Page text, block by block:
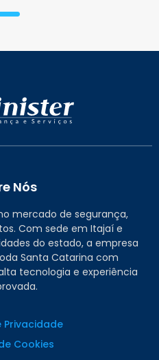
Nós
mercado de segurança,
Com sede em Itajaí e
do estado, a empresa
Santa Catarina com
tecnologia e experiência
Privacidade
Cookies